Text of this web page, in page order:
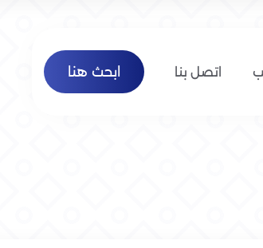
اتصل بنا ابحث هنا